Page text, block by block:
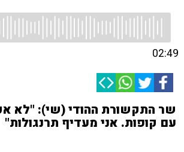
02:49
שר התקשורת ההודי (שי): "לא
עם קופות. אני מעדיף תרנגולות"